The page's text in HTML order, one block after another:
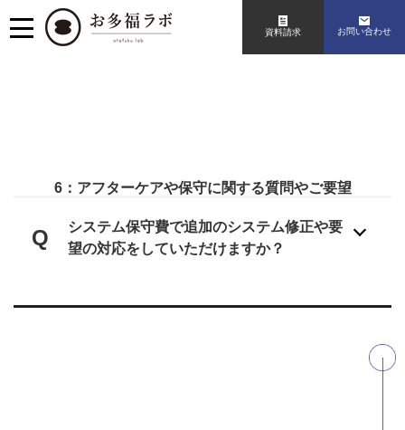
資料請求 お問い合わせ
6：アフターケアや保守に関する質問やご要望
Q
システム保守費で追加のシステム修正や要
望の対応をしていただけますか？